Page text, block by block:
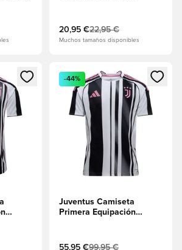
20,95 €22,95 €
Muchos tamaños disponibles
iniciar sesión o registrarse como
Abre un modal para iniciar
-44%
Juventus Camiseta
Primera Equipación
55,95 €99,95 €